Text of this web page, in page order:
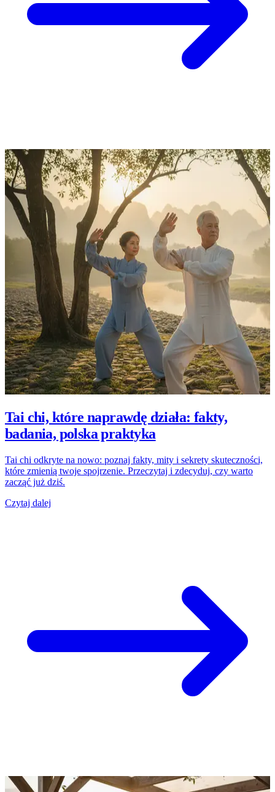
Tai chi, które naprawdę działa: fakty,
badania, polska praktyka
Tai chi odkryte na nowo: poznaj fakty, mity i sekrety skuteczności,
które zmienią twoje spojrzenie. Przeczytaj i zdecyduj, czy warto
zacząć już dziś.
Czytaj dalej